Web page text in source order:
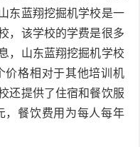
东蓝翔挖掘机学校是一
，该学校的学费是很多
，山东蓝翔挖掘机学校
价格相对于其他培训机
还提供了住宿和餐饮服
，餐饮费用为每人每年